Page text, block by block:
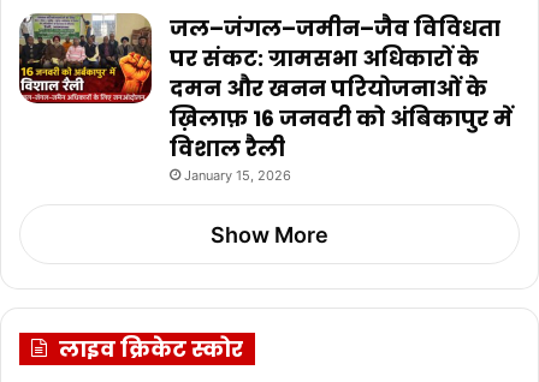
जल–जंगल–जमीन–जैव विविधता
पर संकट: ग्रामसभा अधिकारों के
दमन और खनन परियोजनाओं के
ख़िलाफ़ 16 जनवरी को अंबिकापुर में
विशाल रैली
January 15, 2026
Show More
लाइव क्रिकेट स्कोर